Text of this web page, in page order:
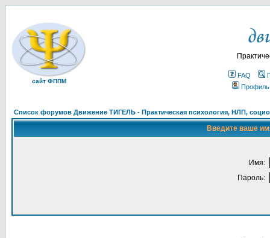
сайт ФППМ
FAQ
Профиль
Список форумов Движение ТИГЕЛЬ - Практическая психология, НЛП,
Введите ваше
Имя:
Пароль: